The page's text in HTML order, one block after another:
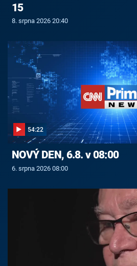
15
8. srpna 2026 20:40
54:22
NOVÝ DEN, 6.8. v 08:00
6. srpna 2026 08:00